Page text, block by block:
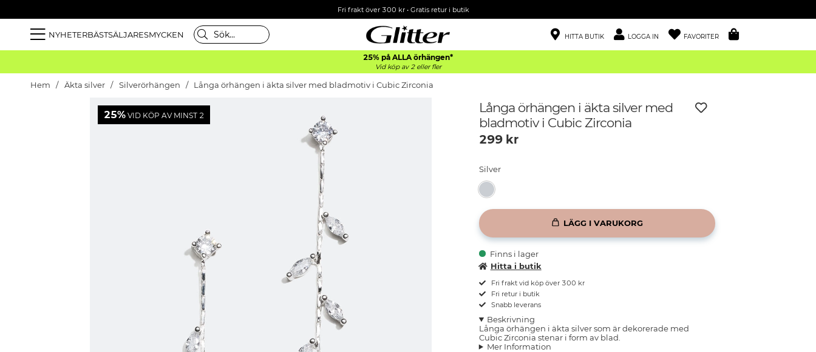
Fri frakt över 300 kr• Gratis retur i butik
NYHETERBÄSTSÄLJARESMYCKEN HITTA BUTIK LOGGA IN FAVORITER
25% på ALLA örhängen*
Vid köp av 2 eller fler
Hem Äkta silver Silverörhängen Långa örhängen i äkta silver med bladmotiv i Cubic Zirconia
25% VID KÖP AV MINST 2
Långa örhängen i äkta silver med
bladmotiv i Cubic Zirconia
299kr
Silver
LÄGG I VARUKORG
Finns i lager
Hitta i butik
Fri frakt vid köp över 300 kr
Fri retur i butik
Snabb leverans
Beskrivning
Långa örhängen i äkta silver som är dekorerade med
Cubic Zirconia stenar i form av blad.
Mer Information